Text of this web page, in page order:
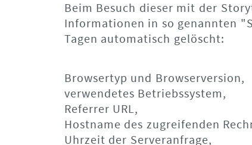
Beim Besuch dieser mit der
Informationen in so genannten
Tagen automatisch gelöscht:
Browsertyp und Browserversion,
verwendetes Betriebssystem,
Referrer URL,
Hostname des zugreifenden
Uhrzeit der Serveranfrage,